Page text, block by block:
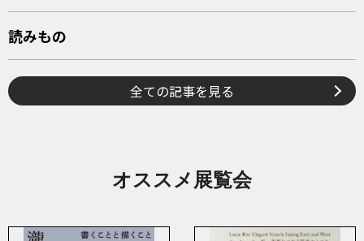
読みもの
全ての記事を見る
オススメ展覧会